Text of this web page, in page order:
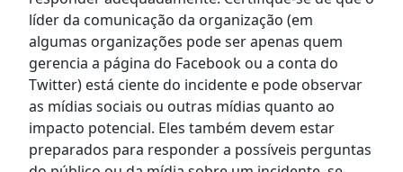
líder da comunicação da organização (em
algumas organizações pode ser apenas quem
gerencia a página do Facebook ou a conta do
Twitter) está ciente do incidente e pode observar
as mídias sociais ou outras mídias quanto ao
impacto potencial. Eles também devem estar
preparados para responder a possíveis perguntas